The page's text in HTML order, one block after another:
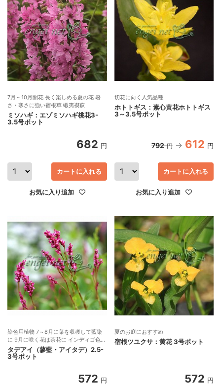
7月～10月開花 長く楽しめる夏の花 暑
さ・寒さに強い宿根草 蝦夷禊萩
ミソハギ：エゾミソハギ桃花3-
3.5号ポット
682 円
カートに入れる
お気に入り追加
切花に向く人気品種
ホトトギス：素心黄花ホトトギス
3～3.5号ポット
792 円 612 円
カートに入れる
お気に入り追加
染色用植物 7～8月に葉を収穫して藍染
に 9月に咲く花は茶花に インディゴ色素
を持つ1年草
タデアイ（蓼藍・アイタデ）2.5-
3号ポット
572 円
夏のお庭におすすめ
宿根ツユクサ：黄花 3号ポット
572 円